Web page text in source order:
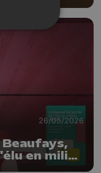
26/05/2026
Beaufays,
en milieu